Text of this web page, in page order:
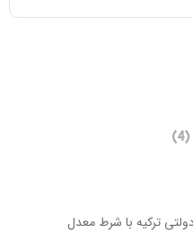
(4)
ترکیه با شرط معدل